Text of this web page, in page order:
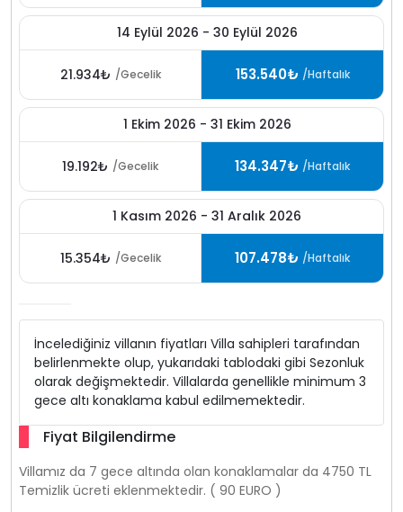
14 Eylül 2026 - 30 Eylül 2026
21.934₺ /Gecelik 153.540₺ /Haftalık
1 Ekim 2026 - 31 Ekim 2026
19.192₺ /Gecelik 134.347₺ /Haftalık
1 Kasım 2026 - 31 Aralık 2026
15.354₺ /Gecelik 107.478₺ /Haftalık
İncelediğiniz villanın fiyatları Villa sahipleri tarafından
belirlenmekte olup, yukarıdaki tablodaki gibi Sezonluk
olarak değişmektedir. Villalarda genellikle minimum 3
gece altı konaklama kabul edilmemektedir.
Fiyat Bilgilendirme
Villamız da 7 gece altında olan konaklamalar da 4750 TL
Temizlik ücreti eklenmektedir. ( 90 EURO )